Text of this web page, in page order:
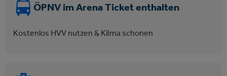
ÖPNV im Arena Ticket enthalten
Kostenlos HVV nutzen & Klima schonen